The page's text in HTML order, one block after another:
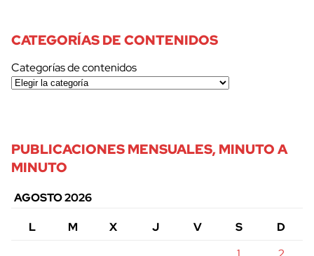
CATEGORÍAS DE CONTENIDOS
Categorías de contenidos
PUBLICACIONES MENSUALES, MINUTO A
MINUTO
AGOSTO 2026
L
M X J V S
D